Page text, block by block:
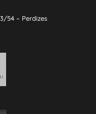
54 – Perdizes